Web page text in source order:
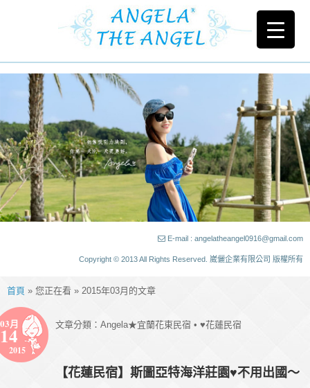
E-mail : angelatheangel0916@gmail.com
Copyright © 2013 All Rights Reserved. 崴儷企業有限公司 版權所有
首頁 » 您正在看 » 2015年03月的文章
03月
14
2015
文章分類： Angela★宜蘭花東民宿 • ♥花蓮民宿
【花蓮民宿】斯圖亞特海洋莊園♥不用出國～